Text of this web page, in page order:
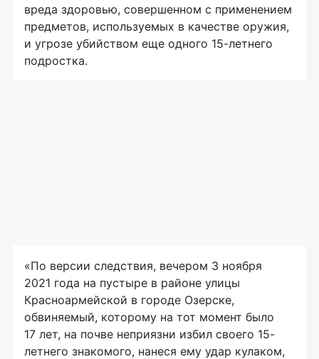
вреда здоровью, совершенном с применением
предметов, используемых в качестве оружия,
и угрозе убийством еще одного 15-летнего
подростка.
«По версии следствия, вечером 3 ноября
2021 года на пустыре в районе улицы
Красноармейской в городе Озерске,
обвиняемый, которому на тот момент было
17 лет, на почве неприязни избил своего 15-
летнего знакомого, нанеся ему удар кулаком,